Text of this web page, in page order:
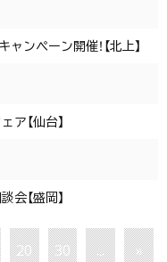
ンペーン開催！【北上】
ア【仙台】
会【盛岡】
20 30 ... »